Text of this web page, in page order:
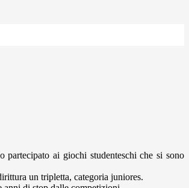
partecipato ai giochi studenteschi che si sono
un tripletta, categoria juniores.